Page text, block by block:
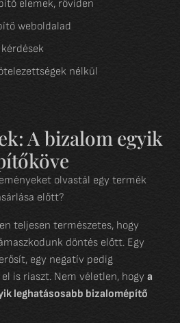
elemek, röviden
weboldalad
nélkül
A bizalom egyik
olvastál egy termék
előtt?
teljesen természetes, hogy
döntés előtt. Egy
egy negatív pedig
is riaszt. Nem véletlen, hogy a
leghatásosabb bizalomépítő